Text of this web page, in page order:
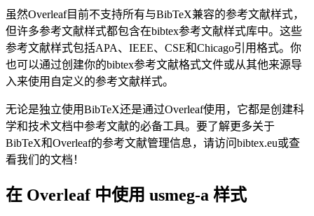
虽然Overleaf目前不支持所有与BibTeX兼容的参考文献样式，
但许多参考文献样式都包含在bibtex参考文献样式库中。这些
参考文献样式包括APA、IEEE、CSE和Chicago引用格式。你
也可以通过创建你的bibtex参考文献格式文件或从其他来源导
入来使用自定义的参考文献样式。
无论是独立使用BibTeX还是通过Overleaf使用，它都是创建科
学和技术文档中参考文献的必备工具。要了解更多关于
BibTeX和Overleaf的参考文献管理信息，请访问bibtex.eu或查
看我们的文档！
在 Overleaf 中使用 usmeg-a 样式